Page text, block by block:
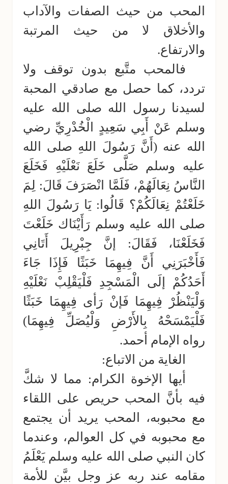
المحب من حيث الصفات والآداب
والأخلاق لا من حيث المرتبة
والارتفاع.
فالمحب متَّبع بدون توقف ولا
تردد، كما حصل مع صادقي المحبة
لسيدنا رسول الله صلى الله عليه
وسلم عَنْ أَبِي سَعِيدٍ الْخُدْرِيِّ رضي
الله عنه (أَنَّ رَسُولَ اللهِ صلى الله
عليه وسلم صَلَّى خَلَعَ نَعْلَيْهِ فَخَلَعَ
النَّاسُ نِعَالَهُمْ، فَلَمَّا انْصَرَفَ قَالَ: لِمَ
خَلَعْتُمْ نِعَالَكُمْ؟ قَالُوا: يَا رَسُولَ اللهِ
صلى الله عليه وسلم رَأَيْنَاك خَلَعْتَ
فَخَلَعْنَا، فَقَالَ: إنَّ جِبْرِِيلَ أَتَانِي
فَأَخْبَرَنِي أَنَّ فِيهِمَا خَبَثًا فَإِذَا جَاءَ
أَحَدُكُمْ إلَى الْمَسْجِدِ فَلْيَقْلِبْ نَعْلَيْهِ
وَلْيَنْظُرْ فِيهِمَا فَإنْ رَأى فِيهِمَا خَبَثًا
فَلْيَمْسَحْهُ بِالأَرْضِ وَلْيُصَلِّ فِيهِمَا)
رواه الإمام أحمد.
الغاية من الاتباع:
أيها الإخوة الكرام: مما لا شكَّ
فيه بأنَّ المحب حريص على اللقاء
مع محبوبه، المحب يريد أن يجتمع
مع محبوبه في كل العوالم، وعندما
كان النبي صلى الله عليه وسلم يَعْلَمُ
مقامه عند ربه عز وجل بيَّن للأمة